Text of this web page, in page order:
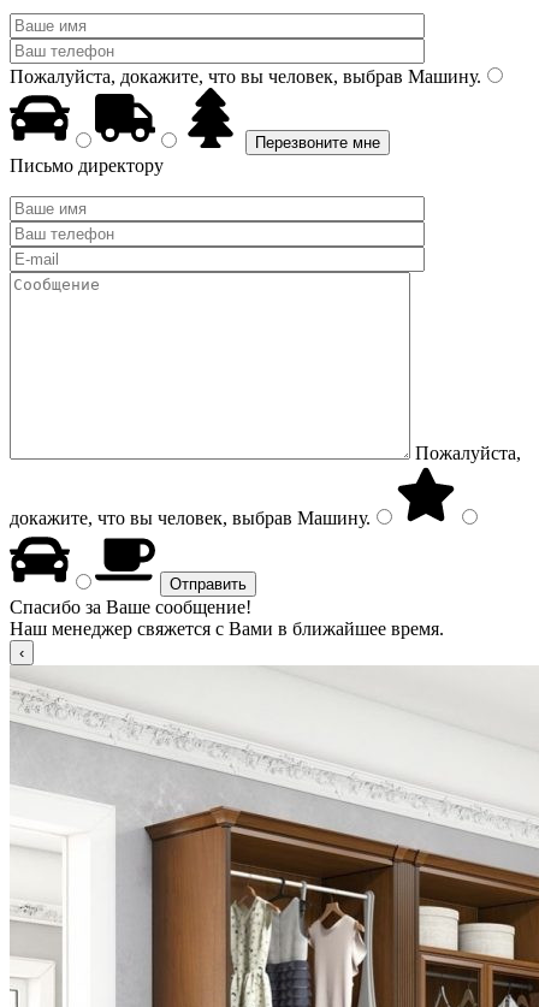
Пожалуйста, докажите, что вы человек, выбрав Машину.
Письмо директору
Пожалуйста,
докажите, что вы человек, выбрав Машину.
Спасибо за Ваше сообщение!
Наш менеджер свяжется с Вами в ближайшее время.